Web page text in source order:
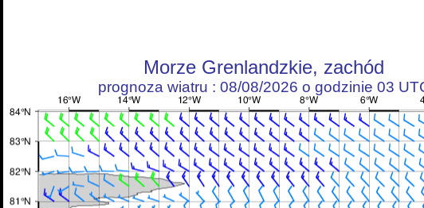
Morze Grenlandzkie, zachód
prognoza wiatru : 08/08/2026 o godzinie 03